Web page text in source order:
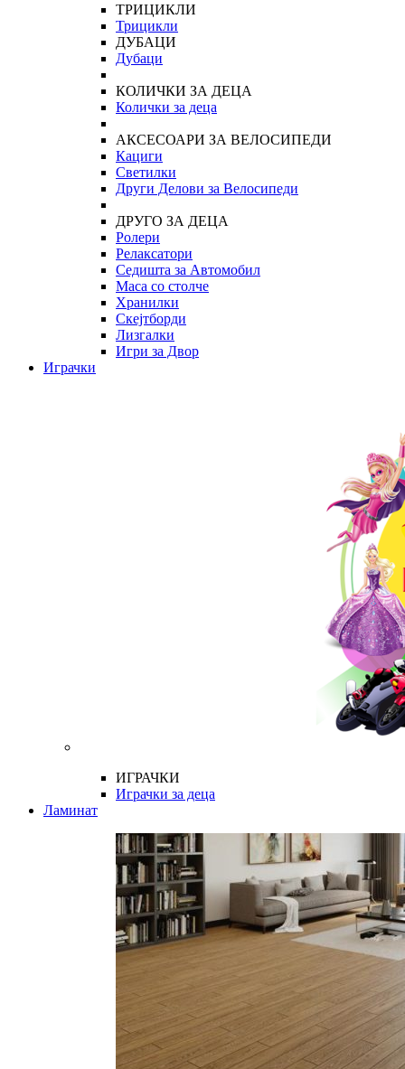
ТРИЦИКЛИ
Трицикли
ДУБАЦИ
Дубаци
КОЛИЧКИ ЗА ДЕЦА
Колички за деца
АКСЕСОАРИ ЗА ВЕЛОСИПЕДИ
Кациги
Светилки
Други Делови за Велосипеди
ДРУГО ЗА ДЕЦА
Ролери
Релаксатори
Седишта за Автомобил
Маса со столче
Хранилки
Скејтборди
Лизгалки
Игри за Двор
Играчки
ИГРАЧКИ
Играчки за деца
Ламинат